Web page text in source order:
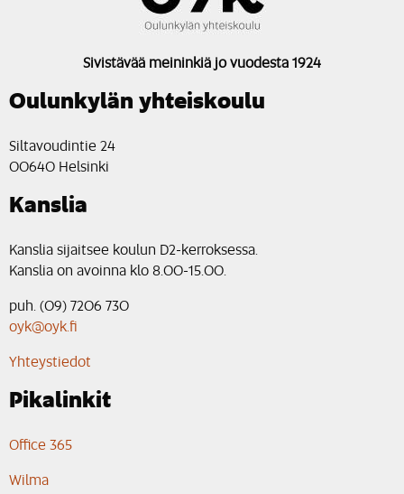
Sivistävää meininkiä jo vuodesta 1924
Oulunkylän yhteiskoulu
Siltavoudintie 24
00640 Helsinki
Kanslia
Kanslia sijaitsee koulun D2-kerroksessa.
Kanslia on avoinna klo 8.00-15.00.
puh. (09) 7206 730
oyk@oyk.fi
Yhteystiedot
Pikalinkit
Office 365
Wilma